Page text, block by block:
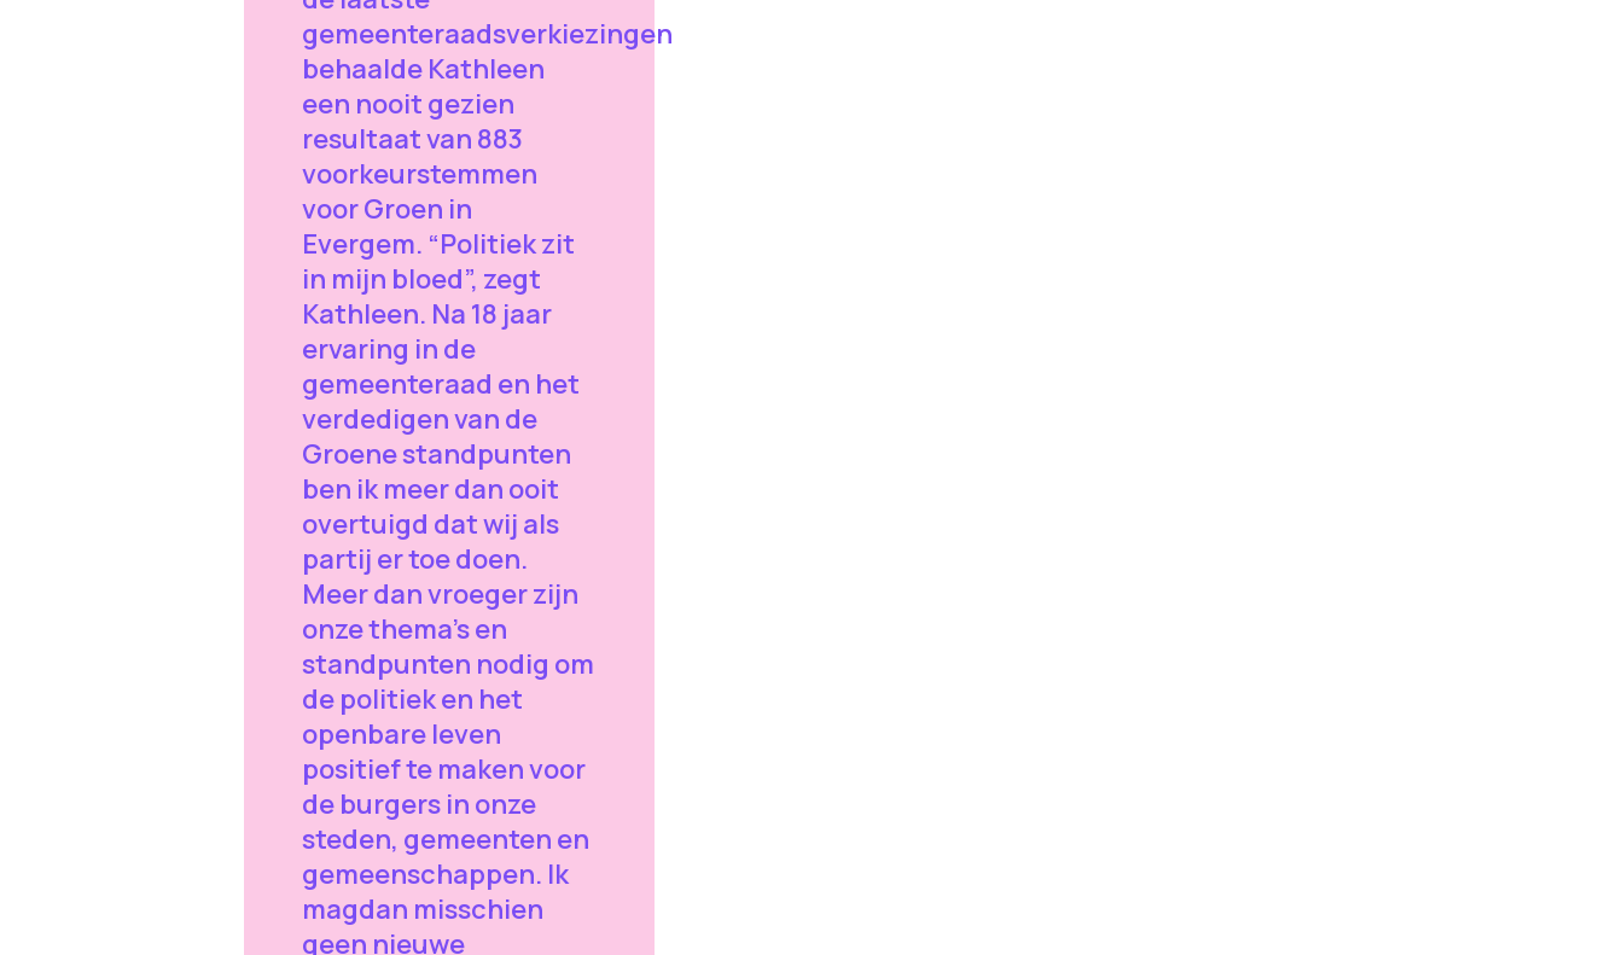
gemeenteraadsverkiezingen
behaalde Kathleen
een nooit gezien
resultaat van 883
voorkeurstemmen
voor Groen in
Evergem. “Politiek zit
in mijn bloed”, zegt
Kathleen. Na 18 jaar
ervaring in de
gemeenteraad en het
verdedigen van de
Groene standpunten
ben ik meer dan ooit
overtuigd dat wij als
partij er toe doen.
Meer dan vroeger zijn
onze thema’s en
standpunten nodig om
de politiek en het
openbare leven
positief te maken voor
de burgers in onze
steden, gemeenten en
gemeenschappen. Ik
magdan misschien
geen nieuwe